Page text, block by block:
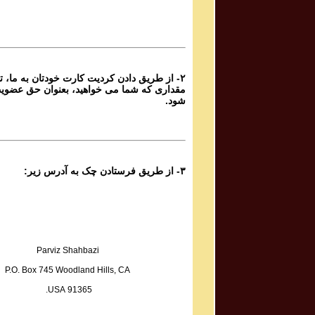
Atashi Dar Sineh Daram Javedani
Yoones Khanbeigi یونس خان بیگی
Taa Baad Chenin Baada
Rameshgaran
Fazel Jamshidi فاضل جمشیدی
و همایون شجریان
۲- از طریق دادن کردیت کارت خودتان به ما،
مقداری که شما می خواهید، بعنوان حق
شود.
۳- از طریق فرستادن چک به آدرس زیر:
Parviz Shahbazi
P.O. Box 745 Woodland Hills, CA
91365 USA.